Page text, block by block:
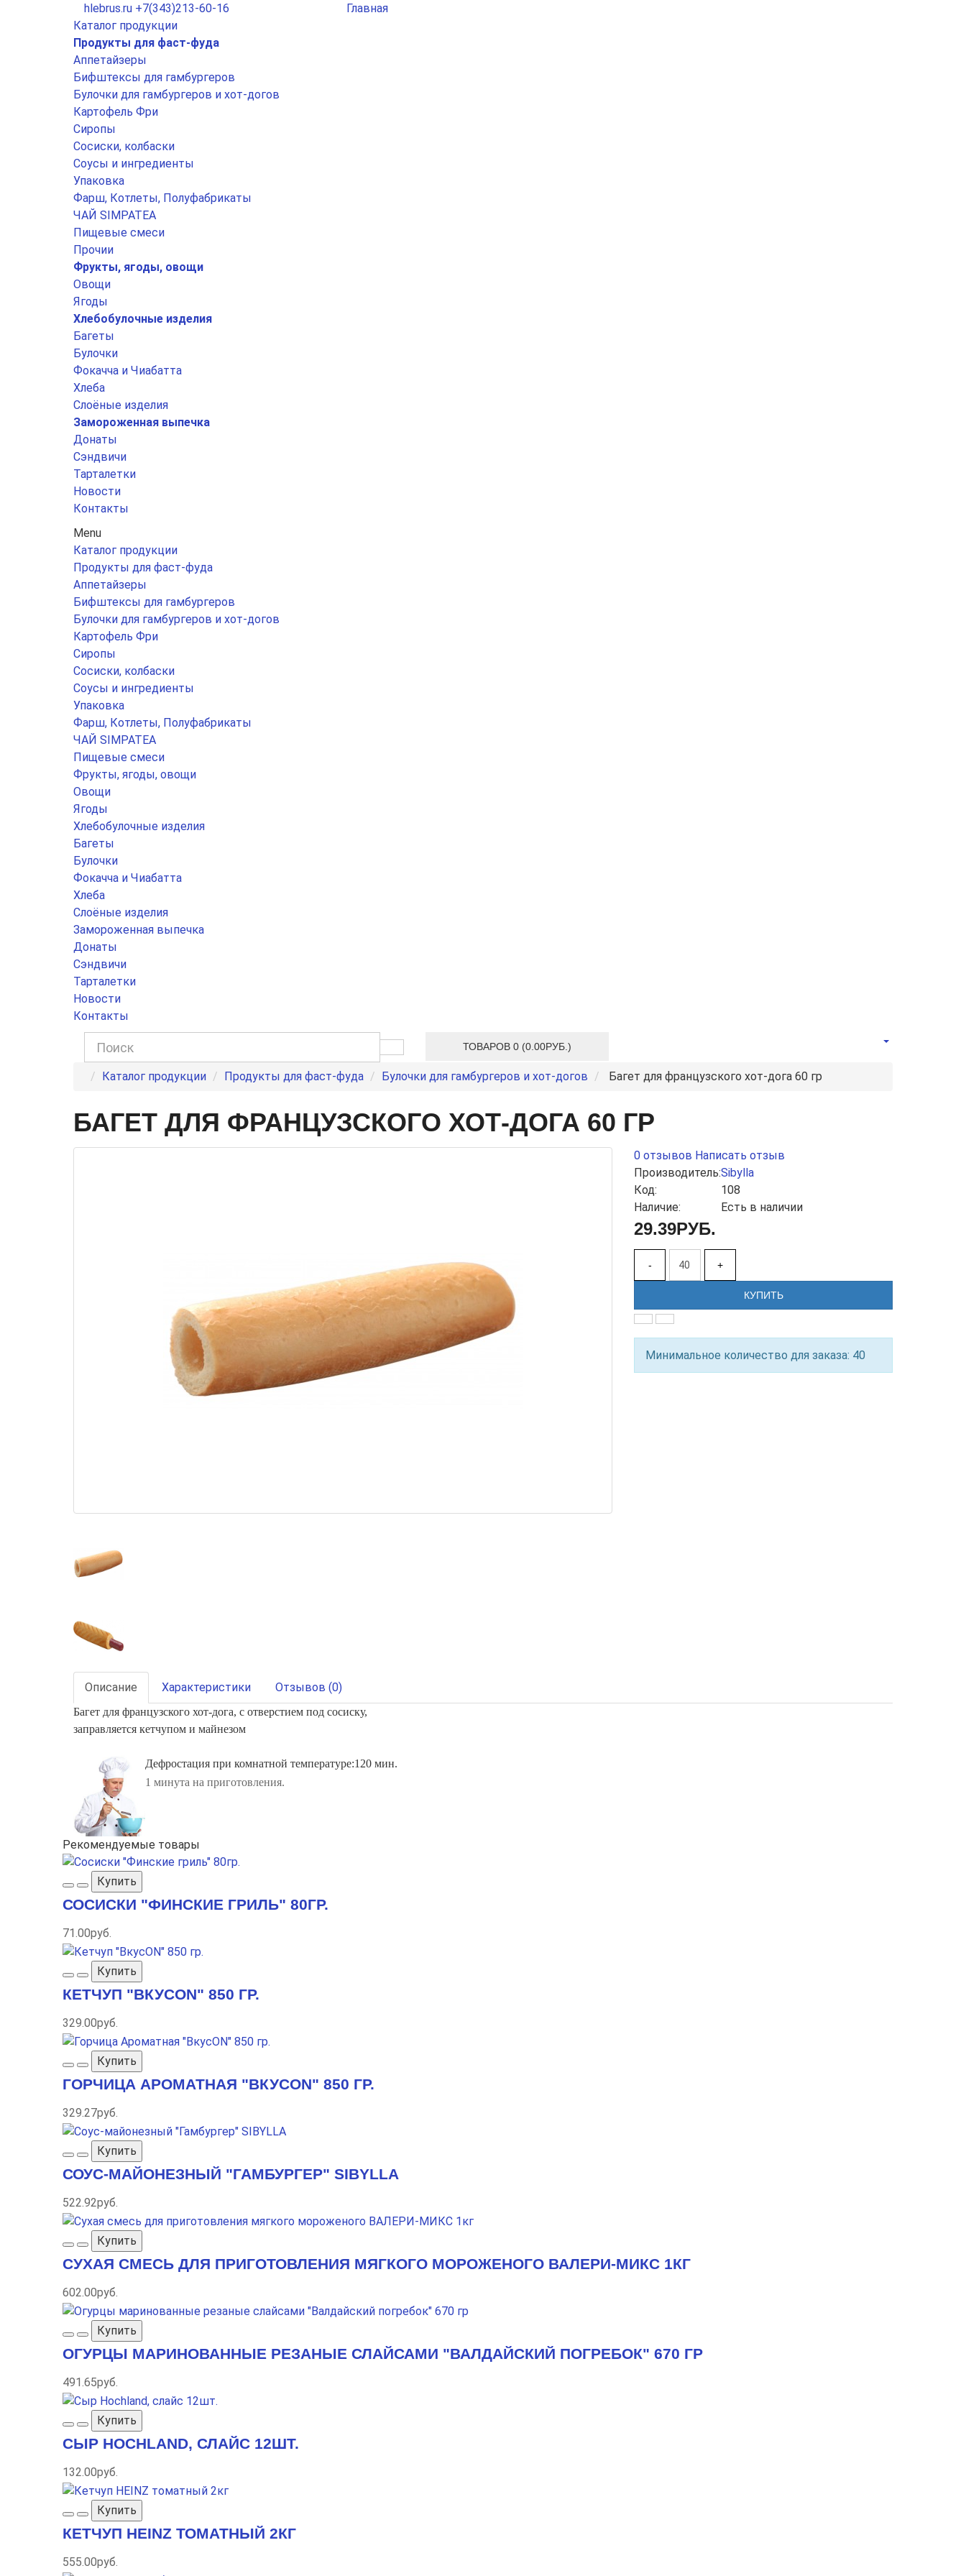
hlebrus.ru +7(343)213-60-16
Главная
Каталог продукции
Продукты для фаст-фуда
Аппетайзеры
Бифштексы для гамбургеров
Булочки для гамбургеров и хот-догов
Картофель Фри
Сиропы
Сосиски, колбаски
Соусы и ингредиенты
Упаковка
Фарш, Котлеты, Полуфабрикаты
ЧАЙ SIMPATEA
Пищевые смеси
Прочии
Фрукты, ягоды, овощи
Овощи
Ягоды
Хлебобулочные изделия
Багеты
Булочки
Фокачча и Чиабатта
Хлеба
Слоёные изделия
Замороженная выпечка
Донаты
Сэндвичи
Тарталетки
Новости
Контакты
Menu
Каталог продукции
Продукты для фаст-фуда
Аппетайзеры
Бифштексы для гамбургеров
Булочки для гамбургеров и хот-догов
Картофель Фри
Сиропы
Сосиски, колбаски
Соусы и ингредиенты
Упаковка
Фарш, Котлеты, Полуфабрикаты
ЧАЙ SIMPATEA
Пищевые смеси
Фрукты, ягоды, овощи
Овощи
Ягоды
Хлебобулочные изделия
Багеты
Булочки
Фокачча и Чиабатта
Хлеба
Слоёные изделия
Замороженная выпечка
Донаты
Сэндвичи
Тарталетки
Новости
Контакты
ТОВАРОВ 0 (0.00РУБ.)
Каталог продукции Продукты для фаст-фуда Булочки для гамбургеров и хот-догов Багет для французского хот-дога 60 гр
БАГЕТ ДЛЯ ФРАНЦУЗСКОГО ХОТ-ДОГА 60 ГР
0 отзывов Написать отзыв
Производитель:Sibylla
Код:
108
Наличие:
Есть в наличии
29.39РУБ.
- +
КУПИТЬ
Минимальное количество для заказа: 40
Описание Характеристики Отзывов (0)
Багет для французского хот-дога, с отверстием под сосиску,
заправляется кетчупом и майнезом
Дефростация при комнатной температуре:120 мин.
1 минута на приготовления.
Рекомендуемые товары
Купить
СОСИСКИ "ФИНСКИЕ ГРИЛЬ" 80ГР.
71.00руб.
Купить
КЕТЧУП "ВКУСON" 850 ГР.
329.00руб.
Купить
ГОРЧИЦА АРОМАТНАЯ "ВКУСON" 850 ГР.
329.27руб.
Купить
СОУС-МАЙОНЕЗНЫЙ "ГАМБУРГЕР" SIBYLLA
522.92руб.
Купить
СУХАЯ СМЕСЬ ДЛЯ ПРИГОТОВЛЕНИЯ МЯГКОГО МОРОЖЕНОГО ВАЛЕРИ-МИКС 1КГ
602.00руб.
Купить
ОГУРЦЫ МАРИНОВАННЫЕ РЕЗАНЫЕ СЛАЙСАМИ "ВАЛДАЙСКИЙ ПОГРЕБОК" 670 ГР
491.65руб.
Купить
СЫР HOCHLAND, СЛАЙС 12ШТ.
132.00руб.
Купить
КЕТЧУП HEINZ ТОМАТНЫЙ 2КГ
555.00руб.